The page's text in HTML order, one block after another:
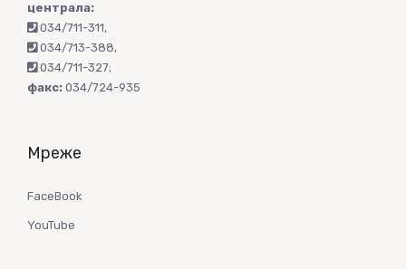
централа:
034/711-311,
034/713-388,
034/711-327;
факс: 034/724-935
Мреже
FaceBook
YouTube